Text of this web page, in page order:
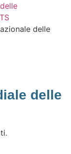
delle
delle